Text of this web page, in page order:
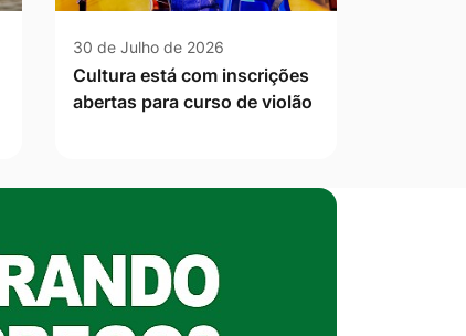
30 de Julho de 2026
Cultura está com inscrições
abertas para curso de violão